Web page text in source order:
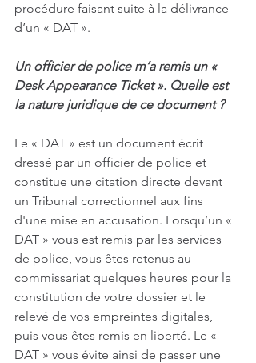
procédure faisant suite à la délivrance
d’un « DAT ».
Un officier de police m’a remis un «
Desk Appearance Ticket ». Quelle est
la nature juridique de ce document ?
Le « DAT » est un document écrit
dressé par un officier de police et
constitue une citation directe devant
un Tribunal correctionnel aux fins
d'une mise en accusation. Lorsqu’un «
DAT » vous est remis par les services
de police, vous êtes retenus au
commissariat quelques heures pour la
constitution de votre dossier et le
relevé de vos empreintes digitales,
puis vous êtes remis en liberté. Le «
DAT » vous évite ainsi de passer une